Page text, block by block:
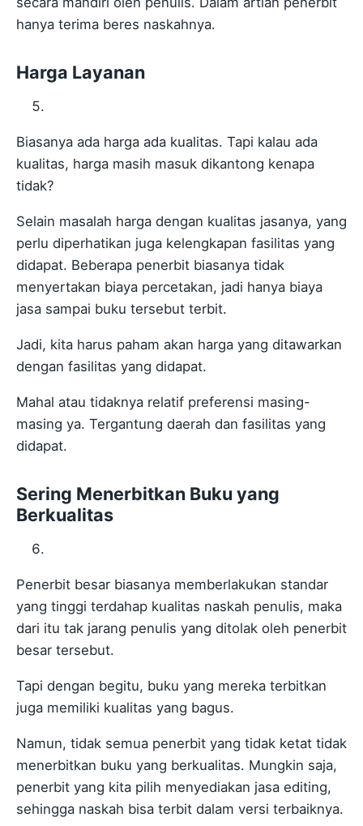
hanya terima beres naskahnya.
Harga Layanan
Biasanya ada harga ada kualitas. Tapi kalau ada
kualitas, harga masih masuk dikantong kenapa
tidak?
Selain masalah harga dengan kualitas jasanya, yang
perlu diperhatikan juga kelengkapan fasilitas yang
didapat. Beberapa penerbit biasanya tidak
menyertakan biaya percetakan, jadi hanya biaya
jasa sampai buku tersebut terbit.
Jadi, kita harus paham akan harga yang ditawarkan
dengan fasilitas yang didapat.
Mahal atau tidaknya relatif preferensi masing-
masing ya. Tergantung daerah dan fasilitas yang
didapat.
Sering Menerbitkan Buku yang
Berkualitas
Penerbit besar biasanya memberlakukan standar
yang tinggi terdahap kualitas naskah penulis, maka
dari itu tak jarang penulis yang ditolak oleh penerbit
besar tersebut.
Tapi dengan begitu, buku yang mereka terbitkan
juga memiliki kualitas yang bagus.
Namun, tidak semua penerbit yang tidak ketat tidak
menerbitkan buku yang berkualitas. Mungkin saja,
penerbit yang kita pilih menyediakan jasa editing,
sehingga naskah bisa terbit dalam versi terbaiknya.